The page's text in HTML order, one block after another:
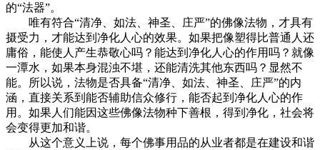
的“法器”。
唯有符合“清净、如法、神圣、庄严”的佛像法物，才具有
摄受力，才能达到净化人心的效果。如果把像塑得比普通人还
庸俗，能使人产生恭敬心吗？能达到净化人心的作用吗？就像
一潭水，如果本身混浊不堪，还能清洗其他东西吗？显然不
能。所以说，法物是否具备“清净、如法、神圣、庄严”的内
涵，直接关系到能否辅助信众修行，能否起到净化人心的作
用。如果人们能因这些佛像法物种下善根，得到净化，社会将
会变得更加和谐。
从这个意义上说，每个佛事用品的从业者都是在建设和谐